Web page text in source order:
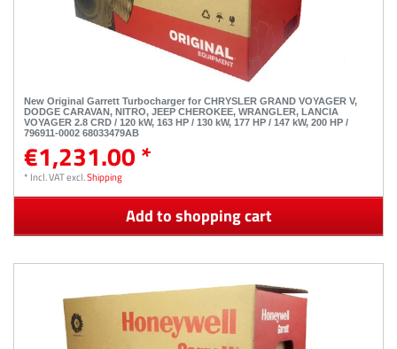
New Original Garrett Turbocharger for CHRYSLER GRAND VOYAGER V,
DODGE CARAVAN, NITRO, JEEP CHEROKEE, WRANGLER, LANCIA
VOYAGER 2.8 CRD / 120 kW, 163 HP / 130 kW, 177 HP / 147 kW, 200 HP /
796911-0002 68033479AB
€1,231.00 *
* Incl. VATexcl.Shipping
Add to shopping cart